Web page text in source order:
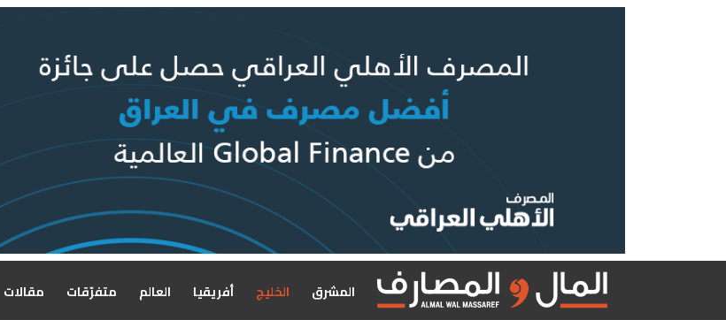
المشرق الخليج أفريقيا العالم متفرّقات مقالات